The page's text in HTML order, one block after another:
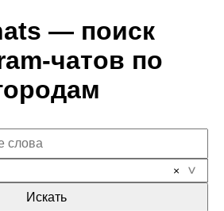
— поиск
чатов по
Искать